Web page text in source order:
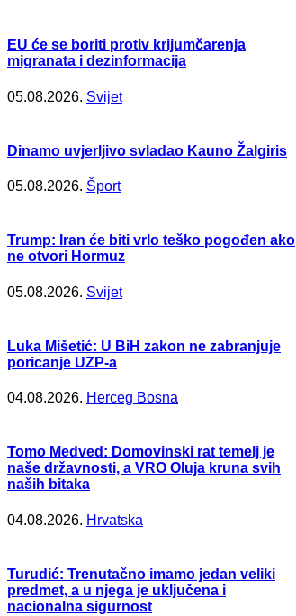
EU će se boriti protiv krijumčarenja
migranata i dezinformacija
05.08.2026. Svijet
Dinamo uvjerljivo svladao Kauno Žalgiris
05.08.2026. Šport
Trump: Iran će biti vrlo teško pogođen ako
ne otvori Hormuz
05.08.2026. Svijet
Luka Mišetić: U BiH zakon ne zabranjuje
poricanje UZP-a
04.08.2026. Herceg Bosna
Tomo Medved: Domovinski rat temelj je
naše državnosti, a VRO Oluja kruna svih
naših bitaka
04.08.2026. Hrvatska
Turudić: Trenutačno imamo jedan veliki
predmet, a u njega je uključena i
nacionalna sigurnost